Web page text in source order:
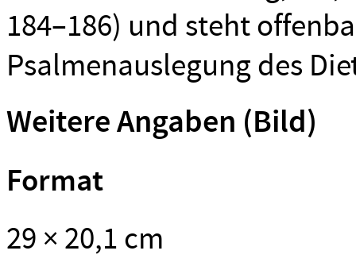
184–186) und steht
Psalmenauslegung des
Weitere Angaben (Bild)
Format
29 × 20,1 cm